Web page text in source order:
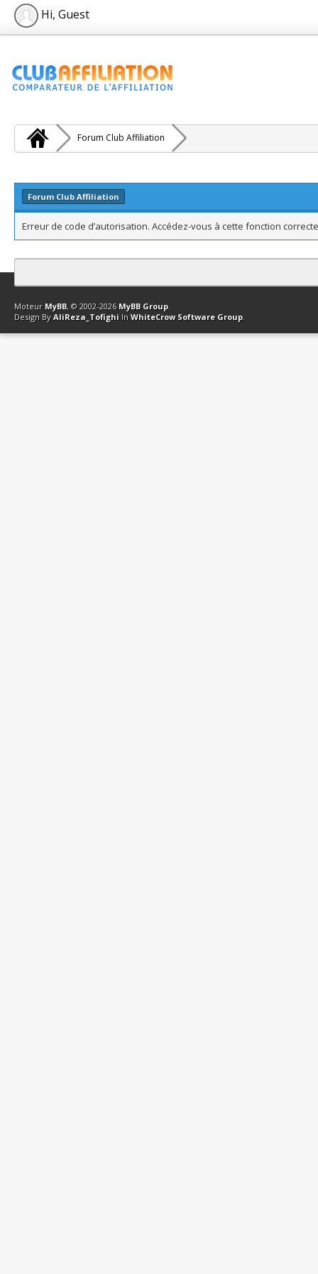
Hi, Guest
Forum Club Affiliation
Forum Club Affiliation
Erreur de code d’autorisation. Accédez-vous à cette fonction
Contact Club Affiliation Retourner en haut Version bas-débit
Moteur MyBB, © 2002-2026 MyBB Group.
Design By AliReza_Tofighi In WhiteCrow Software Group.